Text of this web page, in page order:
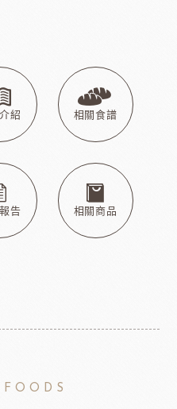
紹 相關食譜
告 相關商品